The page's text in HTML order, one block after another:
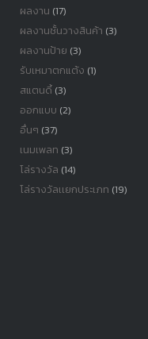
ผลงาน (17)
ผลงานชั้นวางสินค้า (3)
ผลงานป้าย (3)
รับเหมาตกแต้ง (1)
สแตนดี้(3)
ออกแบบ (2)
อื่นๆ (37)
เนมเพลท (3)
โล่รางวัล (14)
โล่รางวัลเเยกประเภท (19)